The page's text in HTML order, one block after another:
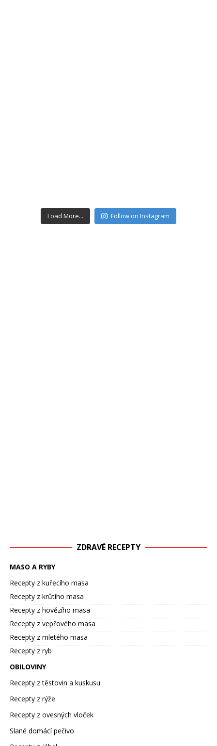
Load More... Follow on Instagram
ZDRAVÉ RECEPTY
MASO A RYBY
Recepty z kuřecího masa
Recepty z krůtího masa
Recepty z hovězího masa
Recepty z vepřového masa
Recepty z mletého masa
Recepty z ryb
OBILOVINY
Recepty z těstovin a kuskusu
Recepty z rýže
Recepty z ovesných vloček
Slané domácí pečivo